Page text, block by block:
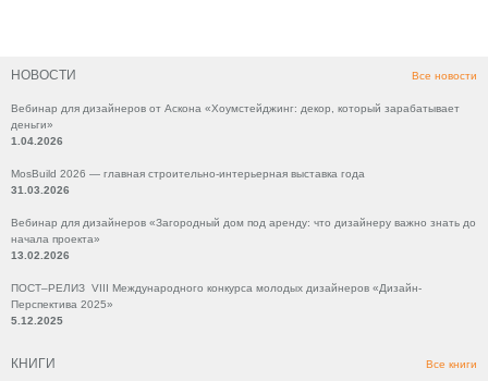
НОВОСТИ Все новости
Вебинар для дизайнеров от Аскона «Хоумстейджинг: декор, который зарабатывает
деньги»
1.04.2026
MosBuild 2026 — главная строительно-интерьерная выставка года
31.03.2026
Вебинар для дизайнеров «Загородный дом под аренду: что дизайнеру важно знать до
начала проекта»
13.02.2026
ПОСТ–РЕЛИЗ VIII Международного конкурса молодых дизайнеров «Дизайн-
Перспектива 2025»
5.12.2025
КНИГИ Все книги